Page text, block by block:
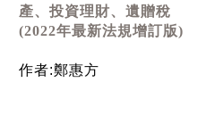
產、投資理財、遺贈稅
(2022年最新法規增訂版)
作者:鄭惠方